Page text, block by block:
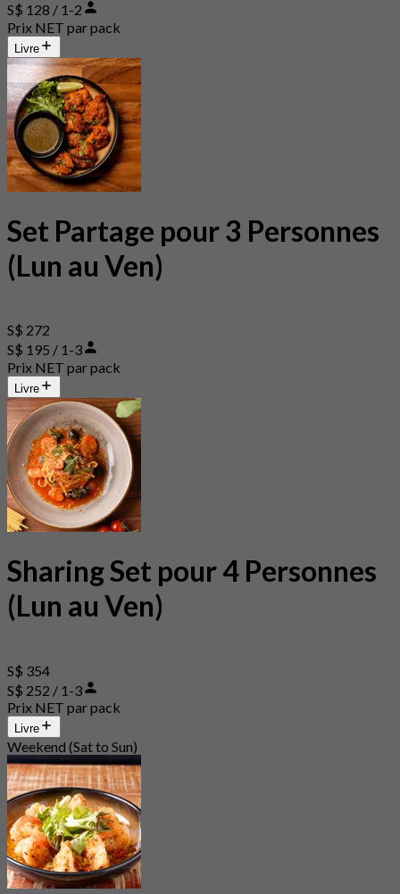
S$ 128 / 1-2
Prix NET par pack
Livre
Set Partage pour 3 Personnes
(Lun au Ven)
S$ 272
S$ 195 / 1-3
Prix NET par pack
Livre
Sharing Set pour 4 Personnes
(Lun au Ven)
S$ 354
S$ 252 / 1-3
Prix NET par pack
Livre
Weekend (Sat to Sun)